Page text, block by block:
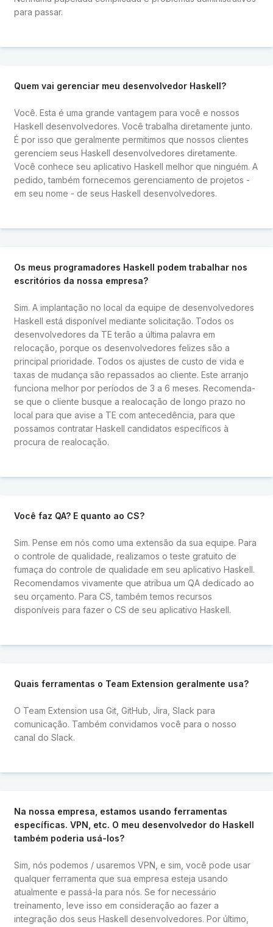
para passar.
Quem vai gerenciar meu desenvolvedor Haskell?
Você. Esta é uma grande vantagem para você e nossos
Haskell desenvolvedores. Você trabalha diretamente junto.
É por isso que geralmente permitimos que nossos clientes
gerenciem seus Haskell desenvolvedores diretamente.
Você conhece seu aplicativo Haskell melhor que ninguém. A
pedido, também fornecemos gerenciamento de projetos -
em seu nome - de seus Haskell desenvolvedores.
Os meus programadores Haskell podem trabalhar nos
escritórios da nossa empresa?
Sim. A implantação no local da equipe de desenvolvedores
Haskell está disponível mediante solicitação. Todos os
desenvolvedores da TE terão a última palavra em
relocação, porque os desenvolvedores felizes são a
principal prioridade. Todos os ajustes de custo de vida e
taxas de mudança são repassados ​​ao cliente. Este arranjo
funciona melhor por períodos de 3 a 6 meses. Recomenda-
se que o cliente busque a realocação de longo prazo no
local para que avise a TE com antecedência, para que
possamos contratar Haskell candidatos específicos à
procura de realocação.
Você faz QA? E quanto ao CS?
Sim. Pense em nós como uma extensão da sua equipe. Para
o controle de qualidade, realizamos o teste gratuito de
fumaça do controle de qualidade em seu aplicativo Haskell.
Recomendamos vivamente que atribua um QA dedicado ao
seu orçamento. Para CS, também temos recursos
disponíveis para fazer o CS de seu aplicativo Haskell.
Quais ferramentas o Team Extension geralmente usa?
O Team Extension usa Git, GitHub, Jira, Slack para
comunicação. Também convidamos você para o nosso
canal do Slack.
Na nossa empresa, estamos usando ferramentas
específicas. VPN, etc. O meu desenvolvedor do Haskell
também poderia usá-los?
Sim, nós podemos / usaremos VPN, e sim, você pode usar
qualquer ferramenta que sua empresa esteja usando
atualmente e passá-la para nós. Se for necessário
treinamento, leve isso em consideração ao fazer a
integração dos seus Haskell desenvolvedores. Por último,